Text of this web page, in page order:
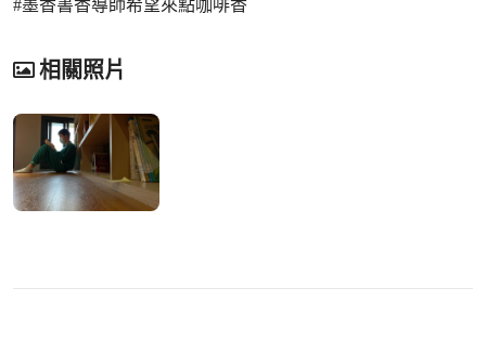
#墨香書香導師希望來點咖啡香
相關照片